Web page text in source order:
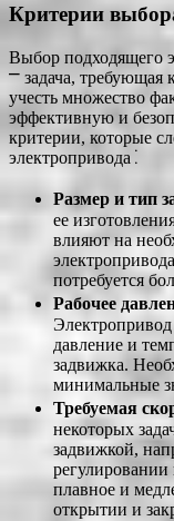
Критерии
Выбор подходящего
⎻ задача, требующая
учесть множество
эффективную и
критерии, которые
электропривода⁚
Размер и тип
ее
влияют на
потребуется
Рабочее
давление и
задвижка.
минимальные
Требуемая
некоторых
задвижкой,
регулировании
плавное и
открытии и